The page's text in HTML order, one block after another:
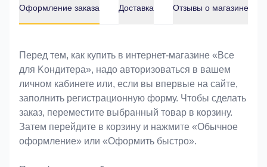
Оформление заказа Доставка Отзывы о магазине
Оформление заказа
Перед тем, как купить в интернет-магазине «Bce
для Koндитeрa», надо авторизоваться в вашем
личном кабинете или, если вы впервые на сайте,
заполнить регистрационную форму. Чтобы сделать
заказ, переместите выбранный товар в корзину.
Затем перейдите в корзину и нажмите «Обычное
оформление» или «Оформить быстро».